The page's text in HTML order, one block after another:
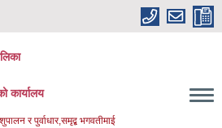
कार्यालय
र पुर्वाधार,समृद्ब भगवतीमाई